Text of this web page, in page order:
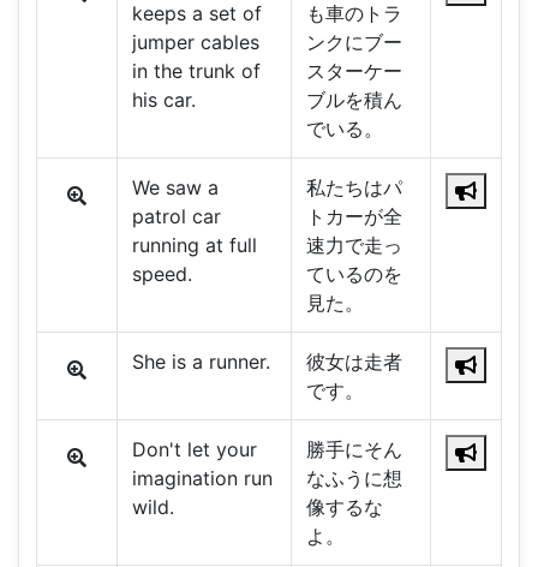
keeps a set of
jumper cables
in the trunk of
his car.
も車のトラ
ンクにブー
スターケー
ブルを積ん
でいる。
We saw a
patrol car
running at full
speed.
私たちはパ
トカーが全
速力で走っ
ているのを
見た。
She is a runner.
彼女は走者
です。
Don't let your
imagination run
wild.
勝手にそん
なふうに想
像するな
よ。